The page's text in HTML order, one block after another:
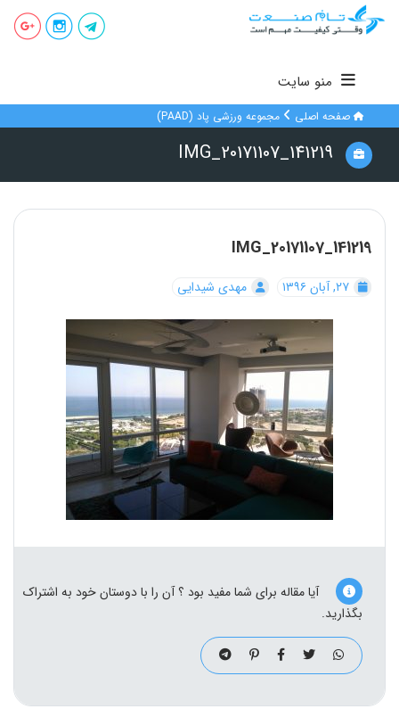
منو سایت
صفحه اصلی مجموعه ورزشی پاد (PAAD)
IMG_20171107_141219
IMG_20171107_141219
مهدی شیدایی
آیا مقاله برای شما مفید بود ؟ آن را با دوستان خود به اشتراک
بگذارید.